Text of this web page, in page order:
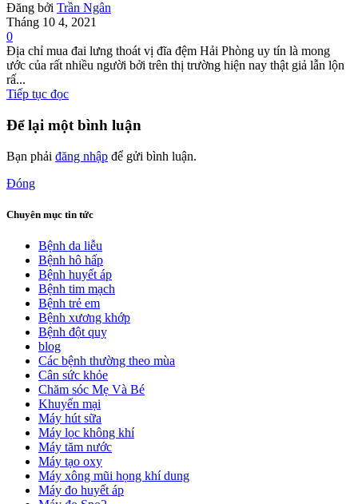
Đăng bởi Trần Ngân
Tháng 10 4, 2021
0
Địa chỉ mua đai lưng thoát vị đĩa đệm Hải Phòng uy tín là mong
ước của rất nhiều người bởi trên thị trường hiện nay thật giả lẫn lộn
rấ...
Tiếp tục đọc
Để lại một bình luận
Bạn phải đăng nhập để gửi bình luận.
Đóng
Chuyên mục tin tức
Bệnh da liễu
Bệnh hô hấp
Bệnh huyết áp
Bệnh tim mạch
Bệnh trẻ em
Bệnh xương khớp
Bệnh đột quỵ
blog
Các bệnh thường theo mùa
Cân sức khỏe
Chăm sóc Mẹ Và Bé
Khuyến mại
Máy hút sữa
Máy lọc không khí
Máy tăm nước
Máy tạo oxy
Máy xông mũi họng khí dung
Máy đo huyết áp